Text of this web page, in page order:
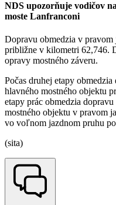
NDS upozorňuje vodičov
moste Lanfranconi
Dopravu obmedzia v pravom
približne v kilometri 62,746.
opravy mostného záveru.
Počas druhej etapy
hlavného mostného objektu
etapy prác obmedzia
mostného objektu v pravom
vo voľnom jazdnom pruhu
(sita)